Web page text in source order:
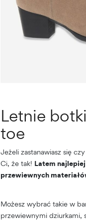
Letnie
toe
Jeżeli zastanawiasz się
Ci, że tak! Latem
przewiewnych
Możesz wybrać takie w
przewiewnymi dziurkami,